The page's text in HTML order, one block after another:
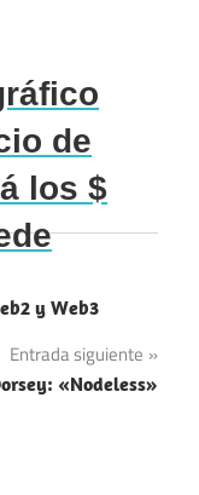
de
los $
y Web3
Entrada siguiente
«Nodeless»